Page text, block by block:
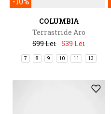
COLUMBIA
Terrastride Aro
599 Lei 539 Lei
7 8 9 10 11 13